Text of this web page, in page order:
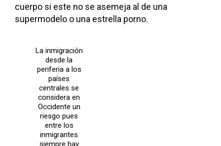
cuerpo si este no se asemeja al de una
supermodelo o una estrella porno.
La inmigración
desde la
periferia a los
países
centrales se
considera en
Occidente un
riesgo pues
entre los
inmigrantes
siempre hay